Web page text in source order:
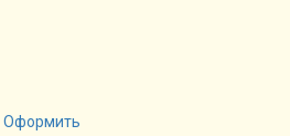
Оформить